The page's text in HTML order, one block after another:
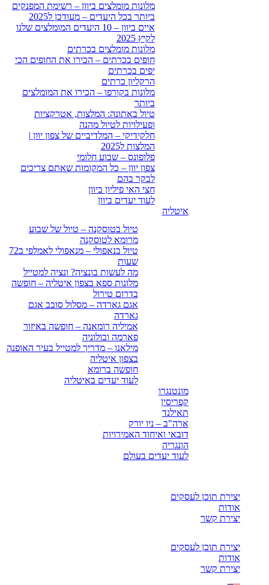
מלונות מומלצים ביוון – רשימת המפנקים
ביותר בכל היעדים – מעודכן ל2025
איים ביוון – 10 היעדים המומלצים שלנו
לקיץ 2025
מלונות מומלצים בכרתים
חופים בכרתים – הכירו את החופים הכי
יפים בכרתים
הרקליון כרתים
מלונות בקורפו – הכירו את המומלצים
ביותר
טיול באתונה: המלצות, אטרקציות
ופעילויות לטיול מהנה
חלקידיקי – המלדיביים של צפון יוון |
המלצות ל2025
פלופונס – שבוע חלומי
צפון יוון – כל המקומות שאתם צריכים
לבקר בהם
חצי האי פיליון ביוון
לעוד יעדים ביוון
איטליה
טיול בטוסקנה – טיול של שבוע
מרומא לטוסקנה
טיול בנאפולי – מנאפולי לאמלפי ב72
שעות
מה לעשות בונציה? ונציה למטייל
מלונות ספא בצפון איטליה – חופשה
בדרום טירול
אגם גארדה – מסלול סובב אגם
גארדה
אמיליה רומאנה – חופשה באיזור
פארמה ובולוניה
מילאנו – מדריך למטייל בעיר האופנה
בצפון איטליה
חופשה ברומא
לעוד יעדים באיטליה
מונטנגרו
קפריסין
תאילנד
ארה"ב – ניו יורק
דובאי ואיחוד האמירויות
הונגריה
לעוד יעדים בעולם
יצירת תוכן לעסקים
אודות
יצירת קשר
יצירת תוכן לעסקים
אודות
יצירת קשר